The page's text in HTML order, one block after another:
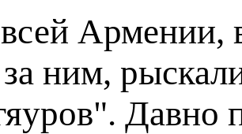
Армении,
за ним,
Давно